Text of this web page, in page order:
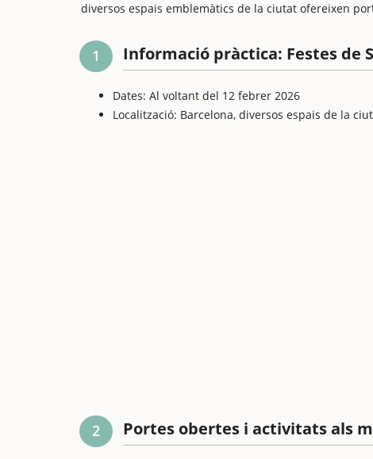
diversos espais emblemàtics de la ciutat ofereixen
1 Informació pràctica: Festes de
Dates: Al voltant del 12 febrer 2026
Localització: Barcelona, diversos espais de la
2 Portes obertes i activitats als